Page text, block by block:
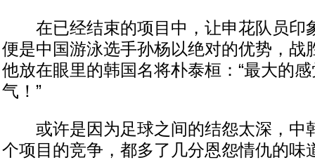
在已经结束的项目中，让申花队员印
便是中国游泳选手孙杨以绝对的优势，战
他放在眼里的韩国名将朴泰桓：“最大的
气！”
或许是因为足球之间的结怨太深，中
个项目的竞争，都多了几分恩怨情仇的味